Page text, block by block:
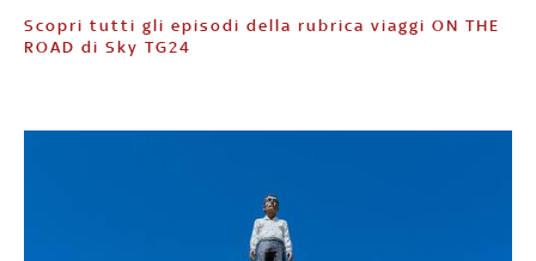
Scopri tutti gli episodi della rubrica viaggi ON THE
ROAD di Sky TG24